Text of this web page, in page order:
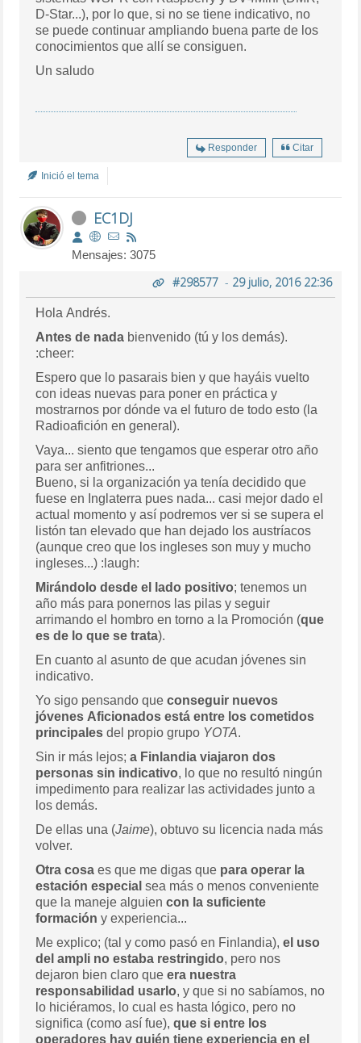
D-Star...), por lo que, si no se tiene indicativo, no
se puede continuar ampliando buena parte de los
conocimientos que allí se consiguen.
Un saludo
Responder Citar
Inició el tema
EC1DJ
Mensajes: 3075
#298577- 29 julio, 2016 22:36
Hola Andrés.
Antes de nada bienvenido (tú y los demás).
:cheer:
Espero que lo pasarais bien y que hayáis vuelto
con ideas nuevas para poner en práctica y
mostrarnos por dónde va el futuro de todo esto (la
Radioafición en general).
Vaya... siento que tengamos que esperar otro año
para ser anfitriones...
Bueno, si la organización ya tenía decidido que
fuese en Inglaterra pues nada... casi mejor dado el
actual momento y así podremos ver si se supera el
listón tan elevado que han dejado los austríacos
(aunque creo que los ingleses son muy y mucho
ingleses...) :laugh:
Mirándolo desde el lado positivo; tenemos un
año más para ponernos las pilas y seguir
arrimando el hombro en torno a la Promoción (que
es de lo que se trata).
En cuanto al asunto de que acudan jóvenes sin
indicativo.
Yo sigo pensando queconseguir nuevos
jóvenes Aficionados está entre los cometidos
principales del propio grupo YOTA.
Sin ir más lejos;a Finlandia viajaron dos
personas sin indicativo, lo que no resultó ningún
impedimento para realizar las actividades junto a
los demás.
De ellas una (Jaime), obtuvo su licencia nada más
volver.
Otra cosa es que me digas que para operar la
estación especial sea más o menos conveniente
que la maneje alguiencon la suficiente
formación y experiencia...
Me explico; (tal y como pasó en Finlandia),el uso
del ampli no estaba restringido, pero nos
dejaron bien claro queera nuestra
responsabilidad usarlo, y que si no sabíamos, no
lo hiciéramos, lo cual es hasta lógico, pero no
significa (como así fue),que si entre los
operadores hay quién tiene experiencia en el